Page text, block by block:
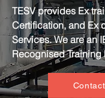
TESV provides Ex
Certification, and Ex
Services. We are an
Recognised Training